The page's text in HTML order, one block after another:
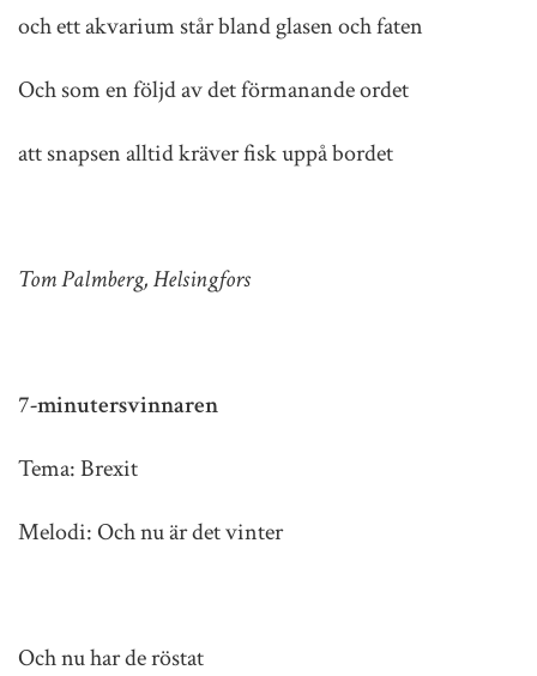
och ett akvarium står bland glasen och faten
Och som en följd av det förmanande ordet
att snapsen alltid kräver fisk uppå bordet
Tom Palmberg, Helsingfors
7-minutersvinnaren
Tema: Brexit
Melodi: Och nu är det vinter
Och nu har de röstat